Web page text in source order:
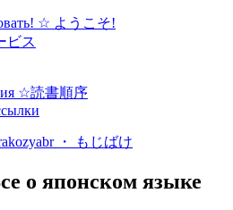
☆ ようこそ!
ビス
☆読書順序
・ もじばけ
о японском языке